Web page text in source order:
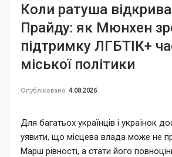
Коли ратуша
Прайду: як Мюнхен
підтримку ЛГБТІК+
міської політики
Опубліковано 4.08.2026
Для багатьох українців і українок
уявити, що місцева влада може не
Марш рівності, а стати його